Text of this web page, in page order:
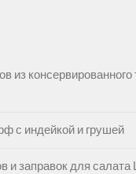
из консервированного
с индейкой и грушей
и заправок для салата